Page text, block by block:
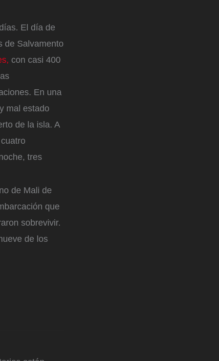
El día de
de Salvamento
con casi 400
En una
mal estado
de la isla. A
tres
de Mali de
que
sobrevivir.
de los